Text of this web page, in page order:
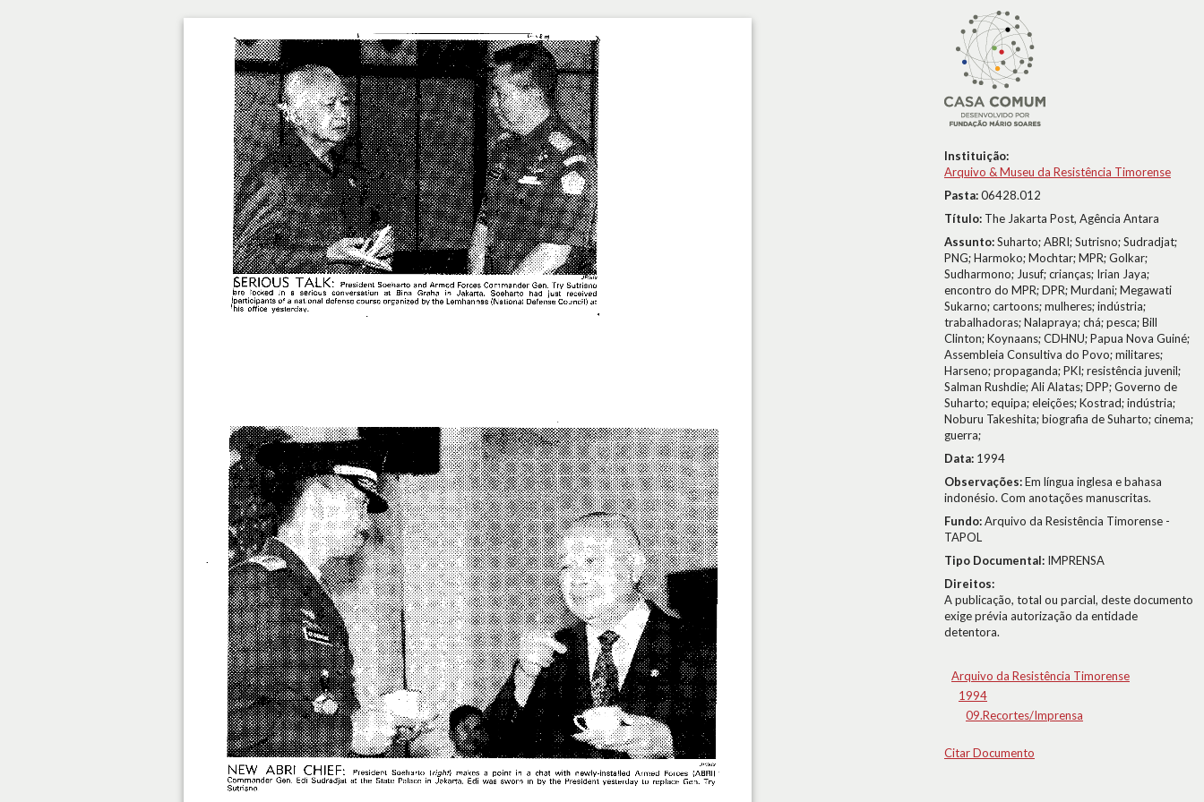
Instituição:
Arquivo & Museu da Resistência Timorense
Pasta:06428.012
Título: The Jakarta Post, Agência Antara
Assunto:Suharto; ABRI; Sutrisno; Sudradjat;
PNG; Harmoko; Mochtar; MPR; Golkar;
Sudharmono; Jusuf; crianças; Irian Jaya;
encontro do MPR; DPR; Murdani; Megawati
Sukarno; cartoons; mulheres; indústria;
trabalhadoras; Nalapraya; chá; pesca; Bill
Clinton; Koynaans; CDHNU; Papua Nova Guiné;
Assembleia Consultiva do Povo; militares;
Harseno; propaganda; PKI; resistência juvenil;
Salman Rushdie; Ali Alatas; DPP; Governo de
Suharto; equipa; eleições; Kostrad; indústria;
Noburu Takeshita; biografia de Suharto; cinema;
guerra;
Data: 1994
Observações:Em língua inglesa e bahasa
indonésio. Com anotações manuscritas.
Fundo:Arquivo da Resistência Timorense -
TAPOL
Tipo Documental: IMPRENSA
Direitos:
A publicação, total ou parcial, deste documento
exige prévia autorização da entidade
detentora.
Arquivo da Resistência Timorense
1994
09.Recortes/Imprensa
Citar Documento